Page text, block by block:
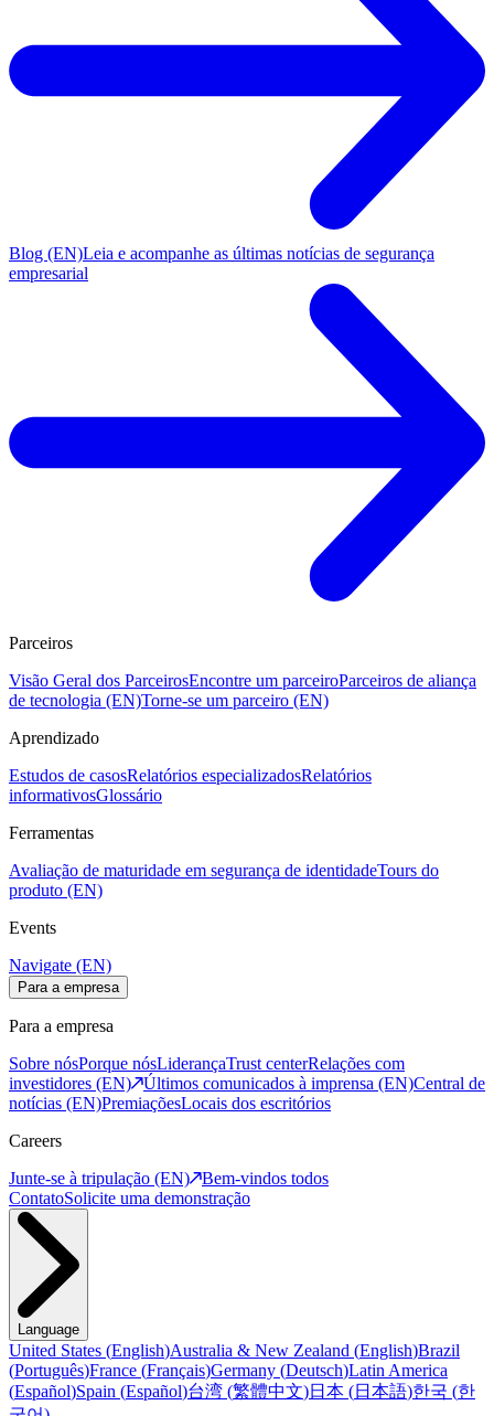
Blog (EN)Leia e acompanhe as últimas notícias de segurança
empresarial
Parceiros
Visão Geral dos ParceirosEncontre um parceiroParceiros de aliança
de tecnologia (EN)Torne-se um parceiro (EN)
Aprendizado
Estudos de casosRelatórios especializadosRelatórios
informativosGlossário
Ferramentas
Avaliação de maturidade em segurança de identidadeTours do
produto (EN)
Events
Navigate (EN)
Para a empresa
Para a empresa
Sobre nósPorque nósLiderançaTrust centerRelações com
investidores (EN)
Últimos comunicados à imprensa (EN)Central de
notícias (EN)PremiaçõesLocais dos escritórios
Careers
Junte-se à tripulação (EN)
Bem-vindos todos
ContatoSolicite uma demonstração
Language
United States (English)Australia & New Zealand (English)Brazil
(Português)France (Français)Germany (Deutsch)Latin America
(Español)Spain (Español)台湾 (繁體中文)日本 (日本語)한국 (한